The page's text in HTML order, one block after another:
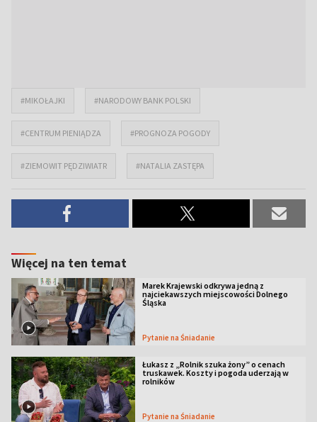
#MIKOŁAJKI #NARODOWY BANK POLSKI
#CENTRUM PIENIĄDZA #PROGNOZA POGODY
#ZIEMOWIT PĘDZIWIATR #NATALIA ZASTĘPA
Więcej na ten temat
Marek Krajewski odkrywa jedną z
najciekawszych miejscowości Dolnego
Śląska
Pytanie na Śniadanie
Łukasz z „Rolnik szuka żony” o cenach
truskawek. Koszty i pogoda uderzają w
rolników
Pytanie na Śniadanie